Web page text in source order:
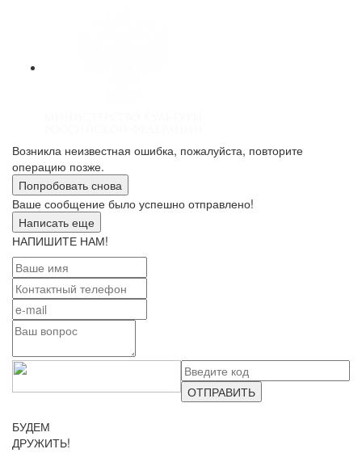
Возникла неизвестная ошибка, пожалуйста, повторите
операцию позже.
Попробовать снова
Ваше сообщение было успешно отправлено!
Написать еще
НАПИШИТЕ НАМ!
ОТПРАВИТЬ
БУДЕМ
ДРУЖИТЬ!